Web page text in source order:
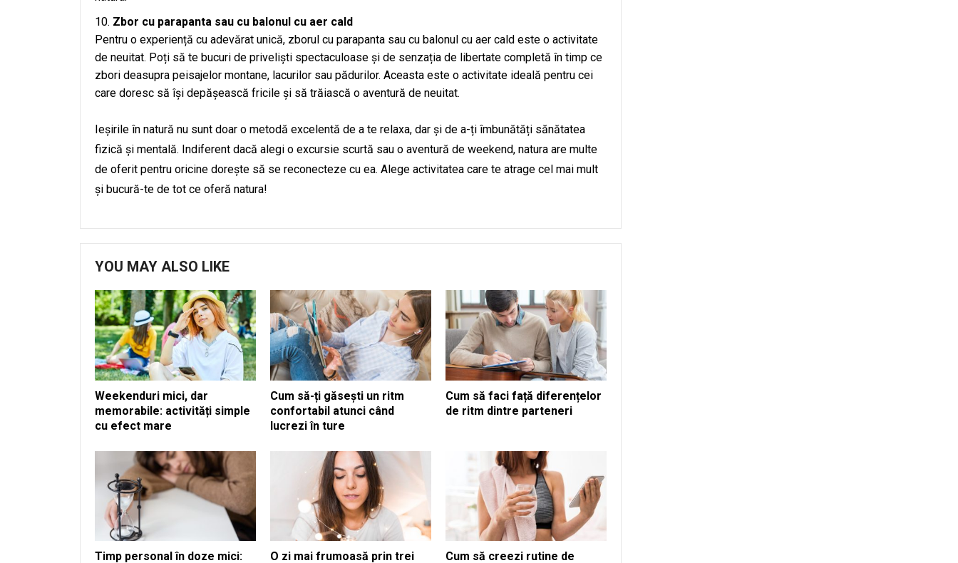
Zbor cu parapanta sau cu balonul cu aer cald
Pentru o experiență cu adevărat unică, zborul cu parapanta sau cu balonul cu aer cald este o activitate
de neuitat. Poți să te bucuri de priveliști spectaculoase și de senzația de libertate completă în timp ce
zbori deasupra peisajelor montane, lacurilor sau pădurilor. Aceasta este o activitate ideală pentru cei
care doresc să își depășească fricile și să trăiască o aventură de neuitat.
Ieșirile în natură nu sunt doar o metodă excelentă de a te relaxa, dar și de a-ți îmbunătăți sănătatea
fizică și mentală. Indiferent dacă alegi o excursie scurtă sau o aventură de weekend, natura are multe
de oferit pentru oricine dorește să se reconecteze cu ea. Alege activitatea care te atrage cel mai mult
și bucură-te de tot ce oferă natura!
YOU MAY ALSO LIKE
Weekenduri mici, dar
memorabile: activități simple
cu efect mare
Cum să-ți găsești un ritm
confortabil atunci când
lucrezi în ture
Cum să faci față diferențelor
de ritm dintre parteneri
Timp personal în doze mici: O zi mai frumoasă prin trei Cum să creezi rutine de